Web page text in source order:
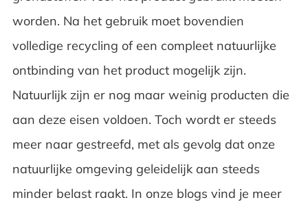
worden. Na het gebruik moet bovendien
volledige recycling of een compleet natuurlijke
ontbinding van het product mogelijk zijn.
Natuurlijk zijn er nog maar weinig producten die
aan deze eisen voldoen. Toch wordt er steeds
meer naar gestreefd, met als gevolg dat onze
natuurlijke omgeving geleidelijk aan steeds
minder belast raakt. In onze blogs vind je meer